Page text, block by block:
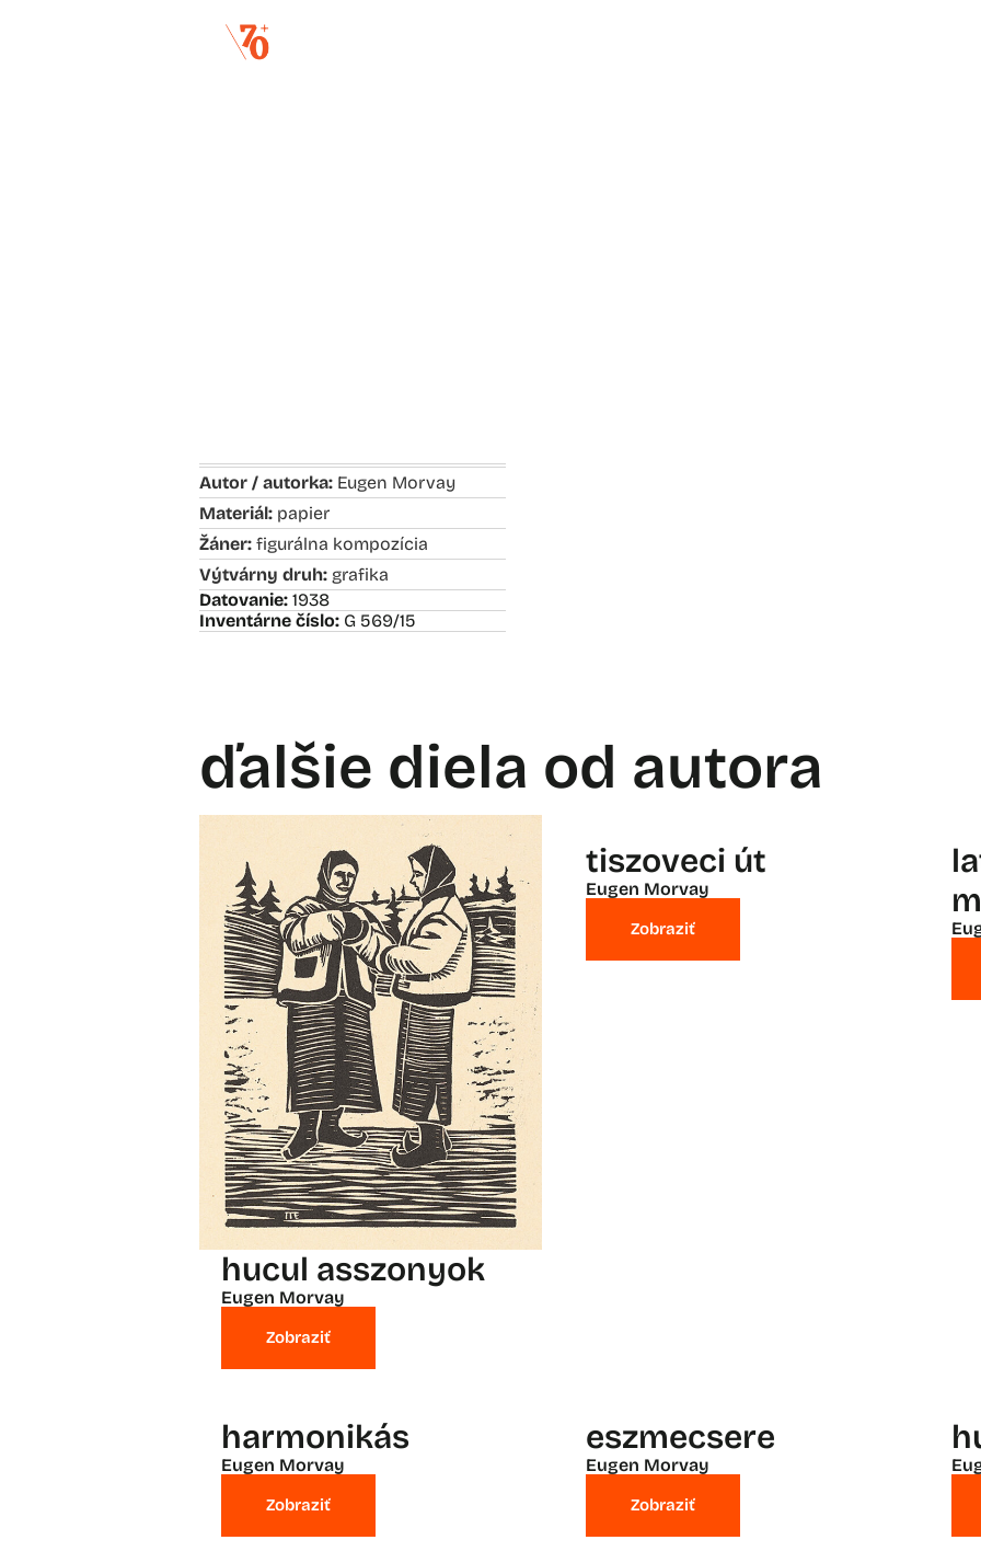
Autor / autorka: Eugen Morvay
Materiál: papier
Žáner: figurálna kompozícia
Výtvárny druh: grafika
Datovanie: 1938
Inventárne číslo: G 569/15
ďalšie diela od autora
hucul asszonyok
Eugen Morvay
Zobraziť
tiszoveci út
Eugen Morvay
Zobraziť
harmonikás
Eugen Morvay
Zobraziť
eszmecsere
Eugen Morvay
Zobraziť